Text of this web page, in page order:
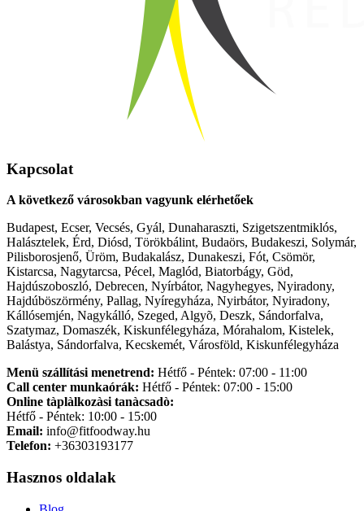
Kapcsolat
A következő városokban vagyunk elérhetőek
Budapest, Ecser, Vecsés, Gyál, Dunaharaszti, Szigetszentmiklós,
Halásztelek, Érd, Diósd, Törökbálint, Budaörs, Budakeszi, Solymár,
Pilisborosjenő, Üröm, Budakalász, Dunakeszi, Fót, Csömör,
Kistarcsa, Nagytarcsa, Pécel, Maglód, Biatorbágy, Göd,
Hajdúszoboszló, Debrecen, Nyírbátor, Nagyhegyes, Nyiradony,
Hajdúböszörmény, Pallag, Nyíregyháza, Nyirbátor, Nyiradony,
Kállósemjén, Nagykálló, Szeged, Algyõ, Deszk, Sándorfalva,
Szatymaz, Domaszék, Kiskunfélegyháza, Mórahalom, Kistelek,
Balástya, Sándorfalva, Kecskemét, Városföld, Kiskunfélegyháza
Menü szállítási menetrend: Hétfő - Péntek: 07:00 - 11:00
Call center munkaórák: Hétfő - Péntek: 07:00 - 15:00
Online tàplàlkozàsi tanàcsadò:
Hétfő - Péntek: 10:00 - 15:00
Email: info@fitfoodway.hu
Telefon: +36303193177
Hasznos oldalak